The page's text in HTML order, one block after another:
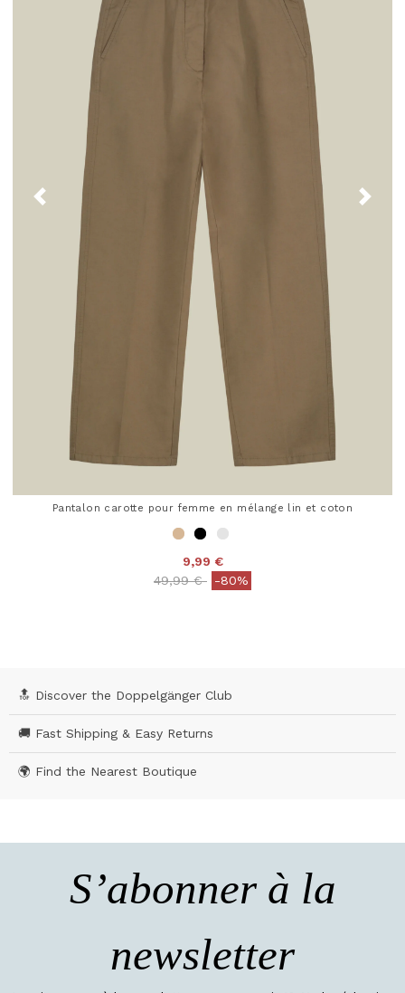
Pantalon carotte pour femme en mélange lin et coton
9,99 €
Price reduced from
49,99 €to-80%
🔝 Discover the Doppelgänger Club
🚚 Fast Shipping & Easy Returns
🌍 Find the Nearest Boutique
S’abonner à la
newsletter